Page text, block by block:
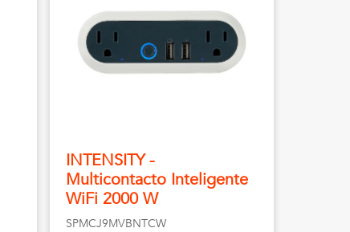
INTENSITY -
Multicontacto Inteligente
WiFi 2000 W
SPMCJ9MVBNTCW